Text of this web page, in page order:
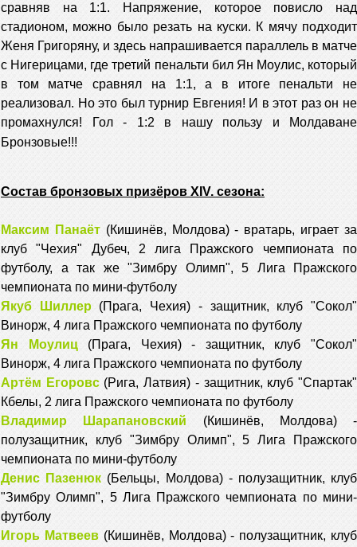
сравняв на 1:1. Напряжение, которое повисло над
стадионом, можно было резать на куски. К мячу подходит
Женя Григоряну, и здесь напрашивается параллель в матче
с Нигерицами, где третий пенальти бил Ян Моулис, который
в том матче сравнял на 1:1, а в итоге пенальти не
реализовал. Но это был турнир Евгения! И в этот раз он не
промахнулся! Гол - 1:2 в нашу пользу и Молдаване
Бронзовые!!!
Cостав бронзовых призёров ХIV. сезона:
Максим Панаёт (Кишинёв, Молдова) - вратарь, играет за
клуб "Чехия" Дубеч, 2 лига Пражского чемпионата по
футболу, а так же "Зимбру Олимп", 5 Лига Пражского
чемпионата по мини-футболу
Якуб Шиллер (Прага, Чехия) - защитник, клуб "Сокол"
Винорж, 4 лига Пражского чемпионата по футболу
Ян Моулиц (Прага, Чехия) - защитник, клуб "Сокол"
Винорж, 4 лига Пражского чемпионата по футболу
Артём Егоровс (Рига, Латвия) - защитник, клуб "Спартак"
Кбелы, 2 лига Пражского чемпионата по футболу
Владимир Шарапановский (Кишинёв, Молдова) -
полузащитник, клуб "Зимбру Олимп", 5 Лига Пражского
чемпионата по мини-футболу
Денис Пазенюк (Бельцы, Молдова) - полузащитник, клуб
"Зимбру Олимп", 5 Лига Пражского чемпионата по мини-
футболу
Игорь Матвеев (Кишинёв, Молдова) - полузащитник, клуб